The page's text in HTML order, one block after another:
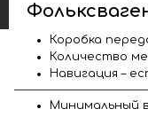
Коробка
Количество
Навигация –
Минимальный